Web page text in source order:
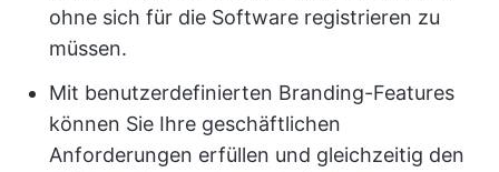
ohne sich für die Software registrieren zu
müssen.
Mit benutzerdefinierten Branding-Features
können Sie Ihre geschäftlichen
Anforderungen erfüllen und gleichzeitig den